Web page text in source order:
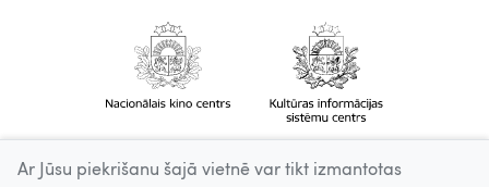
Ar Jūsu piekrišanu šajā vietnē var tikt izmantotas